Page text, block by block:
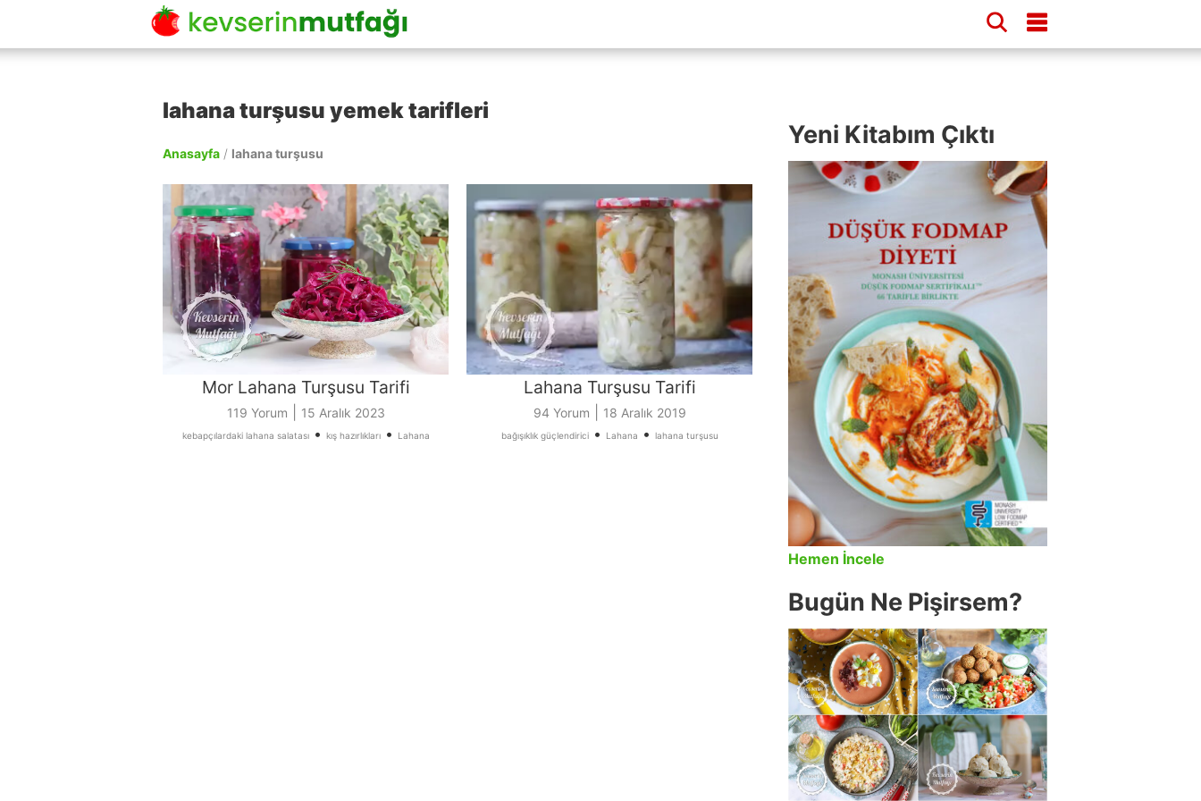
lahana turşusu yemek tarifleri
Anasayfa / lahana turşusu
Mor Lahana Turşusu Tarifi
119 Yorum 15 Aralık 2023
kebapçılardaki lahana salatası• kış hazırlıkları• Lahana
Lahana Turşusu Tarifi
94 Yorum 18 Aralık 2019
bağışıklık güçlendirici• Lahana • lahana turşusu
Yeni Kitabım Çıktı
Hemen İncele
Bugün Ne Pişirsem?